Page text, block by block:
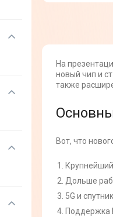
На
новый чип и
также
Вот, что
Дольше
5G и
Поддержка